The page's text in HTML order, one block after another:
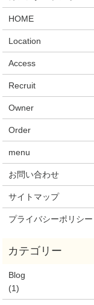
HOME
Location
Access
Recruit
Owner
Order
menu
お問い合わせ
サイトマップ
プライバシーポリシー
Blog
(1)